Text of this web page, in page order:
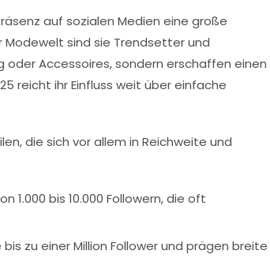
auf sozialen Medien eine große
Modewelt sind sie Trendsetter und
oder Accessoires, sondern erschaffen einen
reicht ihr Einfluss weit über einfache
die sich vor allem in Reichweite und
1.000 bis 10.000 Followern, die oft
zu einer Million Follower und prägen breite